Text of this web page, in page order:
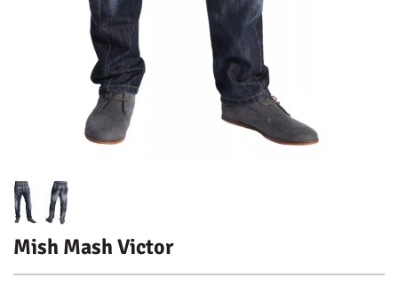
Mish Mash Victor